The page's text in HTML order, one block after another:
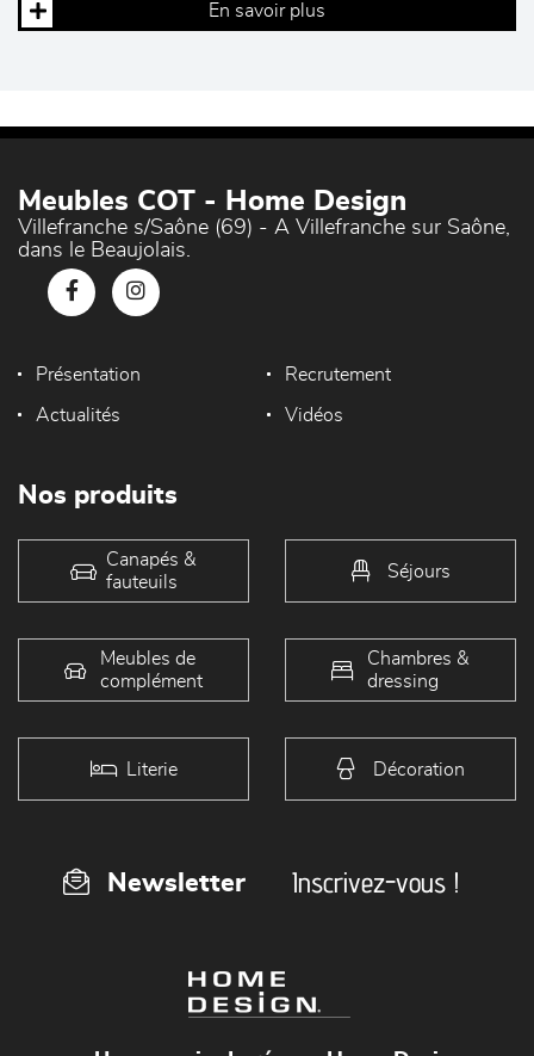
En savoir plus
Meubles COT - Home Design
Villefranche s/Saône (69) - A Villefranche sur Saône,
dans le Beaujolais.
Présentation Recrutement
Actualités Vidéos
Nos produits
Canapés &
fauteuils
Séjours
Meubles de
complément
Chambres &
dressing
Literie Décoration
Newsletter Inscrivez-vous !